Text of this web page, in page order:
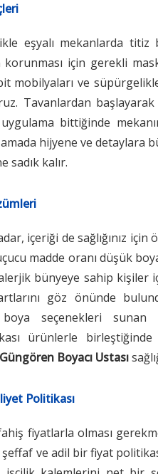
eşyalı mekanlarda
için gerekli
mobilyaları ve
Tavanlardan
bittiğinde
hijyene ve detaylara
sadık kalır.
içeriği de sağlığınız
madde oranı düşük
bünyeye sahip kişiler
göz önünde
seçenekleri sunan
ürünlerle
Güngören Boyacı Ustası
Politikası
fiyatlarla olması
ve adil bir fiyat